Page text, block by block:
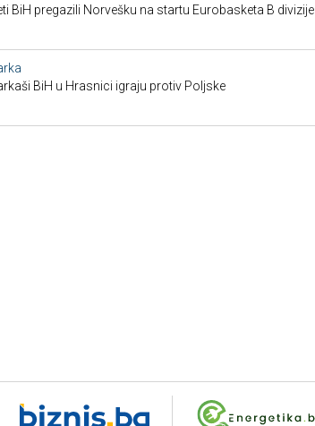
BiH pregazili Norvešku na startu Eurobasketa B divizije
BiH u Hrasnici igraju protiv Poljske